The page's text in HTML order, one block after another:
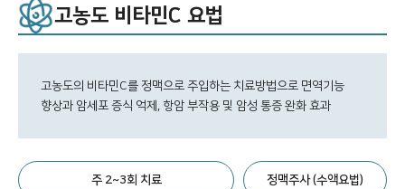
고농도 비타민C 요법
고농도의 비타민C를 정맥으로 주입하는 치료방법으로 면역기능
향상과 암세포 증식 억제, 항암 부작용 및 암성 통증 완화 효과
주 2~3회 치료 정맥주사 (수액요법)